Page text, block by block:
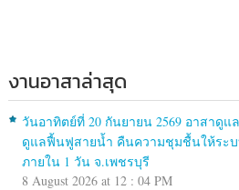
งานอาสาล่าสุด
วันอาทิตย์ที่ 20 กันยายน 2569 อาสาดูแ
ดูแลฟื้นฟูสายน้ำ คืนความชุมชื้นให้ระ
ภายใน 1 วัน จ.เพชรบุรี
8 August 2026 at 12 : 04 PM